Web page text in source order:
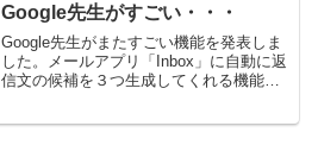
Google先生がすごい・・・
Google先生がまたすごい機能を発表しま
した。メールアプリ「Inbox」に自動に返
信文の候補を３つ生成してくれる機能だ